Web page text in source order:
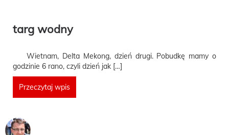
targ wodny
Wietnam, Delta Mekong, dzień drugi. Pobudkę mamy o
godzinie 6 rano, czyli dzień jak […]
Przeczytaj wpis